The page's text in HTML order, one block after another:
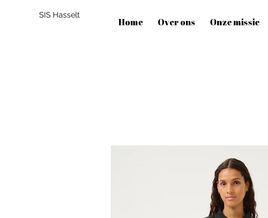
SIS Hasselt
Home Over ons Onze missie